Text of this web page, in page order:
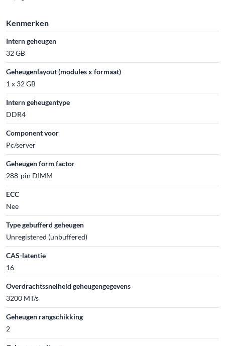
Kenmerken
Intern geheugen
32 GB
Geheugenlayout (modules x formaat)
1 x 32 GB
Intern geheugentype
DDR4
Component voor
Pc/server
Geheugen form factor
288-pin DIMM
ECC
Nee
Type gebufferd geheugen
Unregistered (unbuffered)
CAS-latentie
16
Overdrachtssnelheid geheugengegevens
3200 MT/s
Geheugen rangschikking
2